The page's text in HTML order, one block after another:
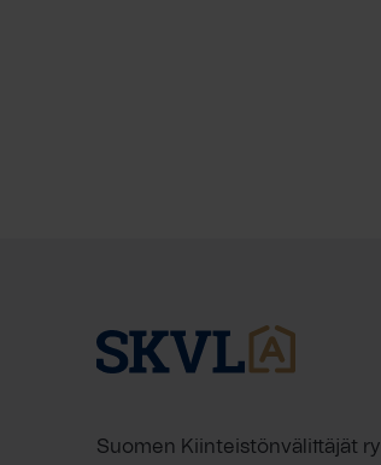
Suomen Kiinteistönvälittäjät ry